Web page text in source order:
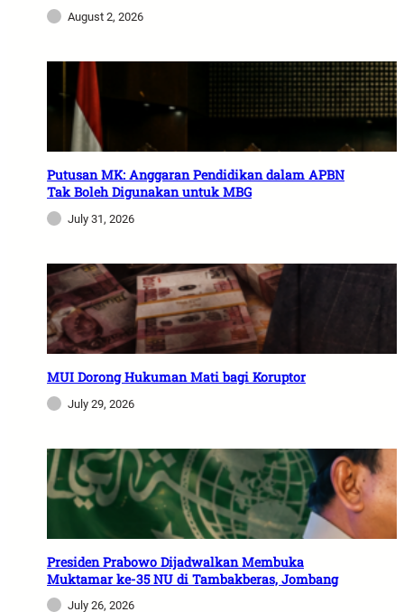
August 2, 2026
Putusan MK: Anggaran Pendidikan dalam APBN
Tak Boleh Digunakan untuk MBG
July 31, 2026
MUI Dorong Hukuman Mati bagi Koruptor
July 29, 2026
Presiden Prabowo Dijadwalkan Membuka
Muktamar ke-35 NU di Tambakberas, Jombang
July 26, 2026